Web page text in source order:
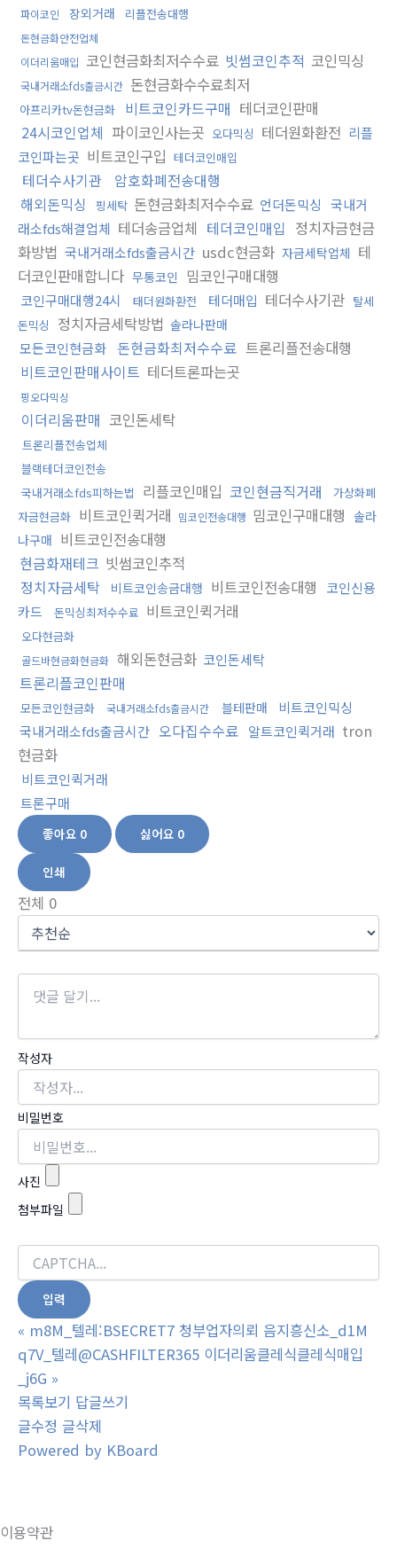
파이코인
장외거래 리플전송대행
돈현금화안전업체
이더리움매입 코인현금화최저수수료 빗썸코인추적 코인믹싱
국내거래소fds출금시간 돈현금화수수료최저
아프리카tv돈현금화 비트코인카드구매 테더코인판매
24시코인업체 파이코인사는곳 오다믹싱 테더원화환전 리플
코인파는곳 비트코인구입 테더코인매입
테더수사기관
암호화폐전송대행
해외돈믹싱
핑세탁 돈현금화최저수수료 언더돈믹싱 국내거
래소fds해결업체 테더송금업체 테더코인매입 정치자금현금
화방법 국내거래소fds출금시간 usdc현금화 자금세탁업체 테
더코인판매합니다 무통코인 밈코인구매대행
코인구매대행24시 태더원화환전 테더매입 테더수사기관 탈세
돈믹싱
정치자금세탁방법 솔라나판매
모든코인현금화 돈현금화최저수수료 트론리플전송대행
비트코인판매사이트 테더트론파는곳
핑오다믹싱
이더리움판매 코인돈세탁
트론리플전송업체
블랙테더코인전송
국내거래소fds피하는법
리플코인매입 코인현금직거래
가상화폐
자금현금화 비트코인퀵거래 밈코인전송대행 밈코인구매대행 솔라
나구매 비트코인전송대행
현금화재테크 빗썸코인추적
정치자금세탁
비트코인송금대행 비트코인전송대행
코인신용
카드
돈믹싱최저수수료 비트코인퀵거래
오다현금화
골드바현금화현금화 해외돈현금화 코인돈세탁
트론리플코인판매
모든코인현금화 국내거래소fds출금시간 블테판매
비트코인믹싱
국내거래소fds출금시간 오다집수수료 알트코인퀵거래 tron
현금화
비트코인퀵거래
트론구매
좋아요 0 싫어요 0
인쇄
전체 0
작성자
비밀번호
사진
첨부파일
« m8M_텔레:BSECRET7 청부업자의뢰 음지흥신소_d1M
q7V_텔레@CASHFILTER365 이더리움클레식클레식매입
_j6G »
목록보기 답글쓰기
글수정 글삭제
Powered by KBoard
이용약관